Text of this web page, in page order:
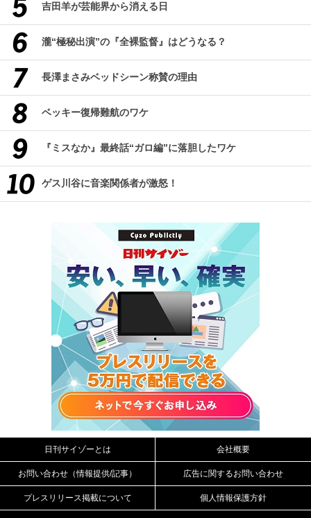
吉田羊が芸能界から消える日
瀧“極秘出演”の『全裸監督』はどうなる？
長澤まさみベッドシーン称賛の理由
ベッキー復帰難航のワケ
『ミスなか』最終話“ガロ編”に落胆したワケ
ゲス川谷に音楽関係者が激怒！
日刊サイゾーとは 会社概要
お問い合わせ（情報提供/記事） 広告に関するお問い合わせ
プレスリリース掲載について 個人情報保護方針